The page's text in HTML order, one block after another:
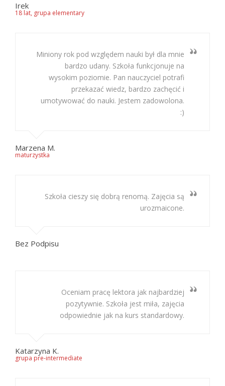
Irek
18 lat, grupa elementary
Miniony rok pod względem nauki był dla mnie
bardzo udany. Szkoła funkcjonuje na
wysokim poziomie. Pan nauczyciel potrafi
przekazać wiedz, bardzo zachęcić i
umotywować do nauki. Jestem zadowolona.
:)
Marzena M.
maturzystka
Szkoła cieszy się dobrą renomą. Zajęcia są
urozmaicone.
Bez Podpisu
Oceniam pracę lektora jak najbardziej
pozytywnie. Szkoła jest miła, zajęcia
odpowiednie jak na kurs standardowy.
Katarzyna K.
grupa pre-intermediate